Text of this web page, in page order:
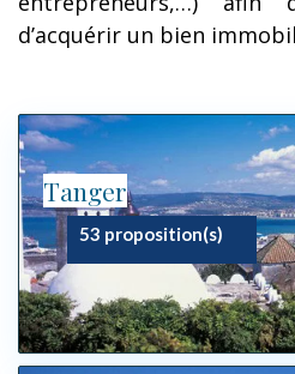
d’acquérir un bien
Tanger
53 proposition(s)